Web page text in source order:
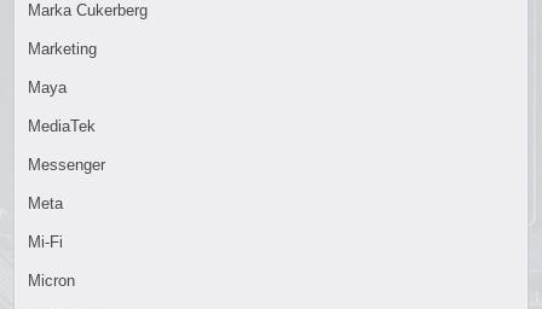
Marka Cukerberg
Marketing
Maya
MediaTek
Messenger
Meta
Mi-Fi
Micron